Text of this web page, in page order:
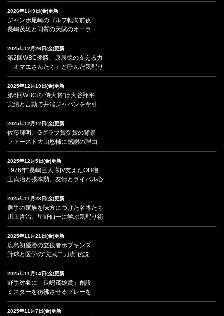
2026年1月9日(金)更新
ジャンボ尾崎のゴルフ転向前夜
長嶋茂雄と同質の天賦のオーラ
2025年12月26日(金)更新
第2回WBC優勝、原辰徳の支える力
「オマエさんたち」と呼んだ気配り
2025年12月19日(金)更新
第6回WBCの“侍大将”は大谷翔平
実績と言動で井端ジャパンを牽引
2025年12月12日(金)更新
佐藤輝明、Gグラブ賞受賞の背景
ファースト大山悠輔に感謝の理由
2025年12月5日(金)更新
1976年“長嶋巨人”初V支えたOH砲
王貞治と張本勲、友情とライバル心
2025年11月28日(金)更新
選手の家族を味方につけた名将たち
川上哲治、星野仙一に学ぶ気配り術
2025年11月21日(金)更新
広島初優勝の立役者ホプキンス
野球と医学の“文武二刀流”伝説
2025年11月14日(金)更新
野手対象に「長嶋茂雄賞」創設
ミスターを彷彿させるプレーを
2025年11月7日(金)更新